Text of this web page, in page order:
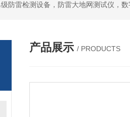
防雷检测设备，防雷大地网测试仪，
产品展示 / PRODUCTS